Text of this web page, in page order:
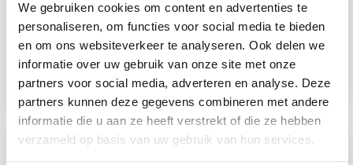
We gebruiken cookies om content en advertenties te
personaliseren, om functies voor social media te bieden
en om ons websiteverkeer te analyseren. Ook delen we
informatie over uw gebruik van onze site met onze
partners voor social media, adverteren en analyse. Deze
partners kunnen deze gegevens combineren met andere
informatie die u aan ze heeft verstrekt of die ze hebben
verzameld op basis van uw gebruik van hun services.
Werkblad,
Infoblad, Spel
1. Wat gebruik ik